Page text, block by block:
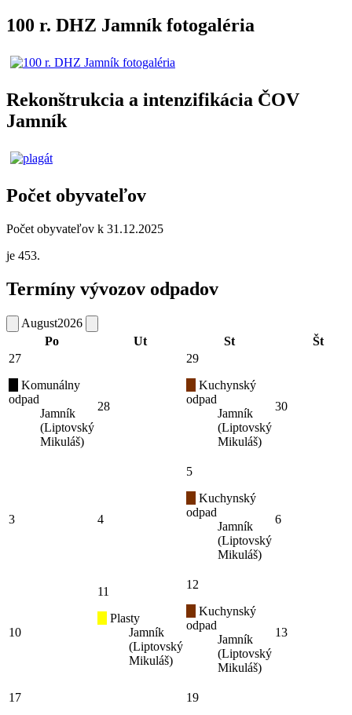
100 r. DHZ Jamník fotogaléria
Rekonštrukcia a intenzifikácia ČOV
Jamník
Počet obyvateľov
Počet obyvateľov k 31.12.2025
je 453.
Termíny vývozov odpadov
August2026
Po
Ut St
Št
27
Komunálny
odpad
Jamník
(Liptovský
Mikuláš)
28
29
Kuchynský
odpad
Jamník
(Liptovský
Mikuláš)
30
3 4
5
Kuchynský
odpad
Jamník
(Liptovský
Mikuláš)
6
10
11
Plasty
Jamník
(Liptovský
Mikuláš)
12
Kuchynský
odpad
Jamník
(Liptovský
Mikuláš)
13
17
19